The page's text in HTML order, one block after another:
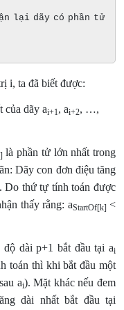
lại dãy có phần tử
i, ta đã biết được:
của dãy ai+1 , ai+2, …,
là phần tử lớn nhất trong
Dãy con đơn điệu tăng
Do thứ tự tính toán được
thấy rằng: aStartOf[k]<
dài p+1 bắt đầu tại ai
toán thì khi bắt đầu một
ai). Mặt khác nếu đem
dài nhất bắt đầu tại